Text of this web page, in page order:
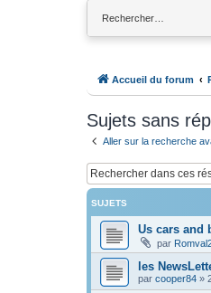
Accueil du forum
Sujets sans
Aller sur la recherche
SUJETS
Us cars and
par
les
par cooper84 »